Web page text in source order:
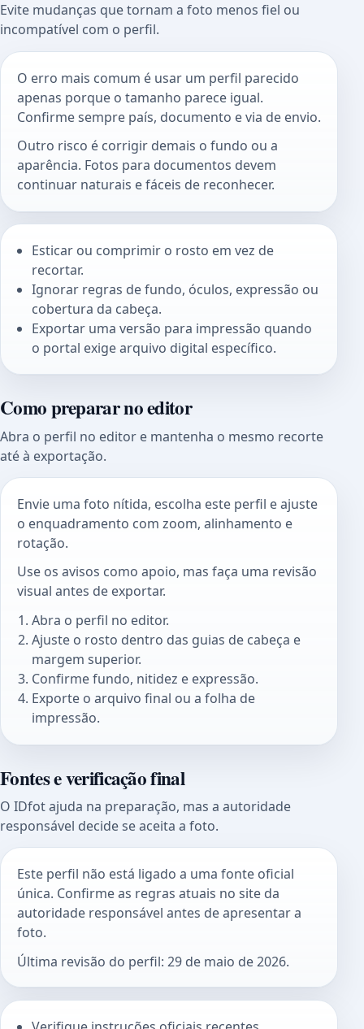
Evite mudanças que tornam a foto menos fiel ou
incompatível com o perfil.
O erro mais comum é usar um perfil parecido
apenas porque o tamanho parece igual.
Confirme sempre país, documento e via de envio.
Outro risco é corrigir demais o fundo ou a
aparência. Fotos para documentos devem
continuar naturais e fáceis de reconhecer.
Esticar ou comprimir o rosto em vez de
recortar.
Ignorar regras de fundo, óculos, expressão ou
cobertura da cabeça.
Exportar uma versão para impressão quando
o portal exige arquivo digital específico.
Como preparar no editor
Abra o perfil no editor e mantenha o mesmo recorte
até à exportação.
Envie uma foto nítida, escolha este perfil e ajuste
o enquadramento com zoom, alinhamento e
rotação.
Use os avisos como apoio, mas faça uma revisão
visual antes de exportar.
Abra o perfil no editor.
Ajuste o rosto dentro das guias de cabeça e
margem superior.
Confirme fundo, nitidez e expressão.
Exporte o arquivo final ou a folha de
impressão.
Fontes e verificação final
O IDfot ajuda na preparação, mas a autoridade
responsável decide se aceita a foto.
Este perfil não está ligado a uma fonte oficial
única. Confirme as regras atuais no site da
autoridade responsável antes de apresentar a
foto.
Última revisão do perfil: 29 de maio de 2026.